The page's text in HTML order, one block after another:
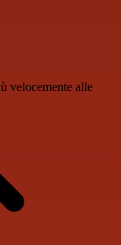
velocemente alle